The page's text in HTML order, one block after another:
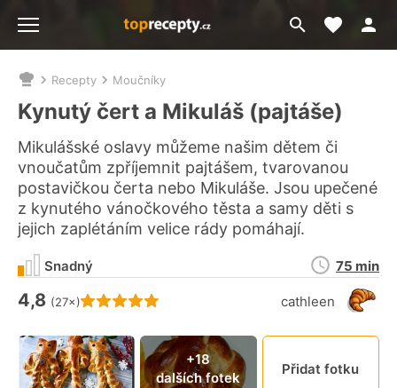
Přejít
na
Moje
Nacházíte
se
zde:
Recepty Moučníky
Kynutý čert a Mikuláš (pajtáše)
Mikulášské oslavy můžeme našim dětem či
vnoučatům zpříjemnit pajtášem, tvarovanou
postavičkou čerta nebo Mikuláše. Jsou upečené
z kynutého vánočkového těsta a samy děti s
jejich zaplétáním velice rády pomáhají.
Hodnocení receptu je
4,8 (27×) cathleen
Snadný
Doba
75 min
+18
dalších fotek
Přidat fotku